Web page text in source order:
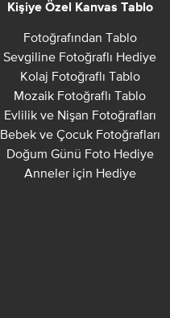
Kişiye Özel Kanvas Tablo
Fotoğrafından Tablo
Sevgiline Fotoğraflı Hediye
Kolaj Fotoğraflı Tablo
Mozaik Fotoğraflı Tablo
Evlilik ve Nişan Fotoğrafları
Bebek ve Çocuk Fotoğrafları
Doğum Günü Foto Hediye
Anneler için Hediye